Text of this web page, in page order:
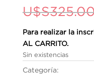
U$S
Para realizar la
AL CARRITO.
Sin existencias
Categoría: